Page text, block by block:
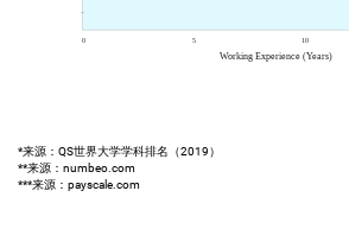
*来源：QS世界大学学科排名（2019）
**来源：numbeo.com
***来源：payscale.com